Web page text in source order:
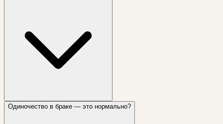
Одиночество в браке — это нормально?